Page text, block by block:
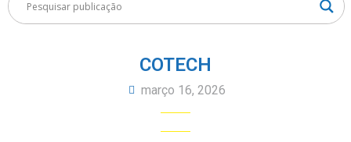
COTECH
março 16, 2026